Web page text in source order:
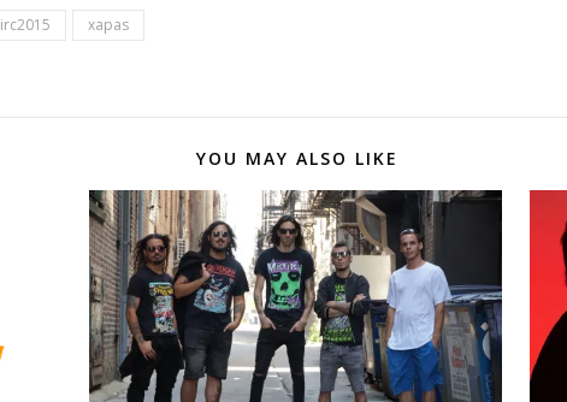
irc2015 xapas
YOU MAY ALSO LIKE